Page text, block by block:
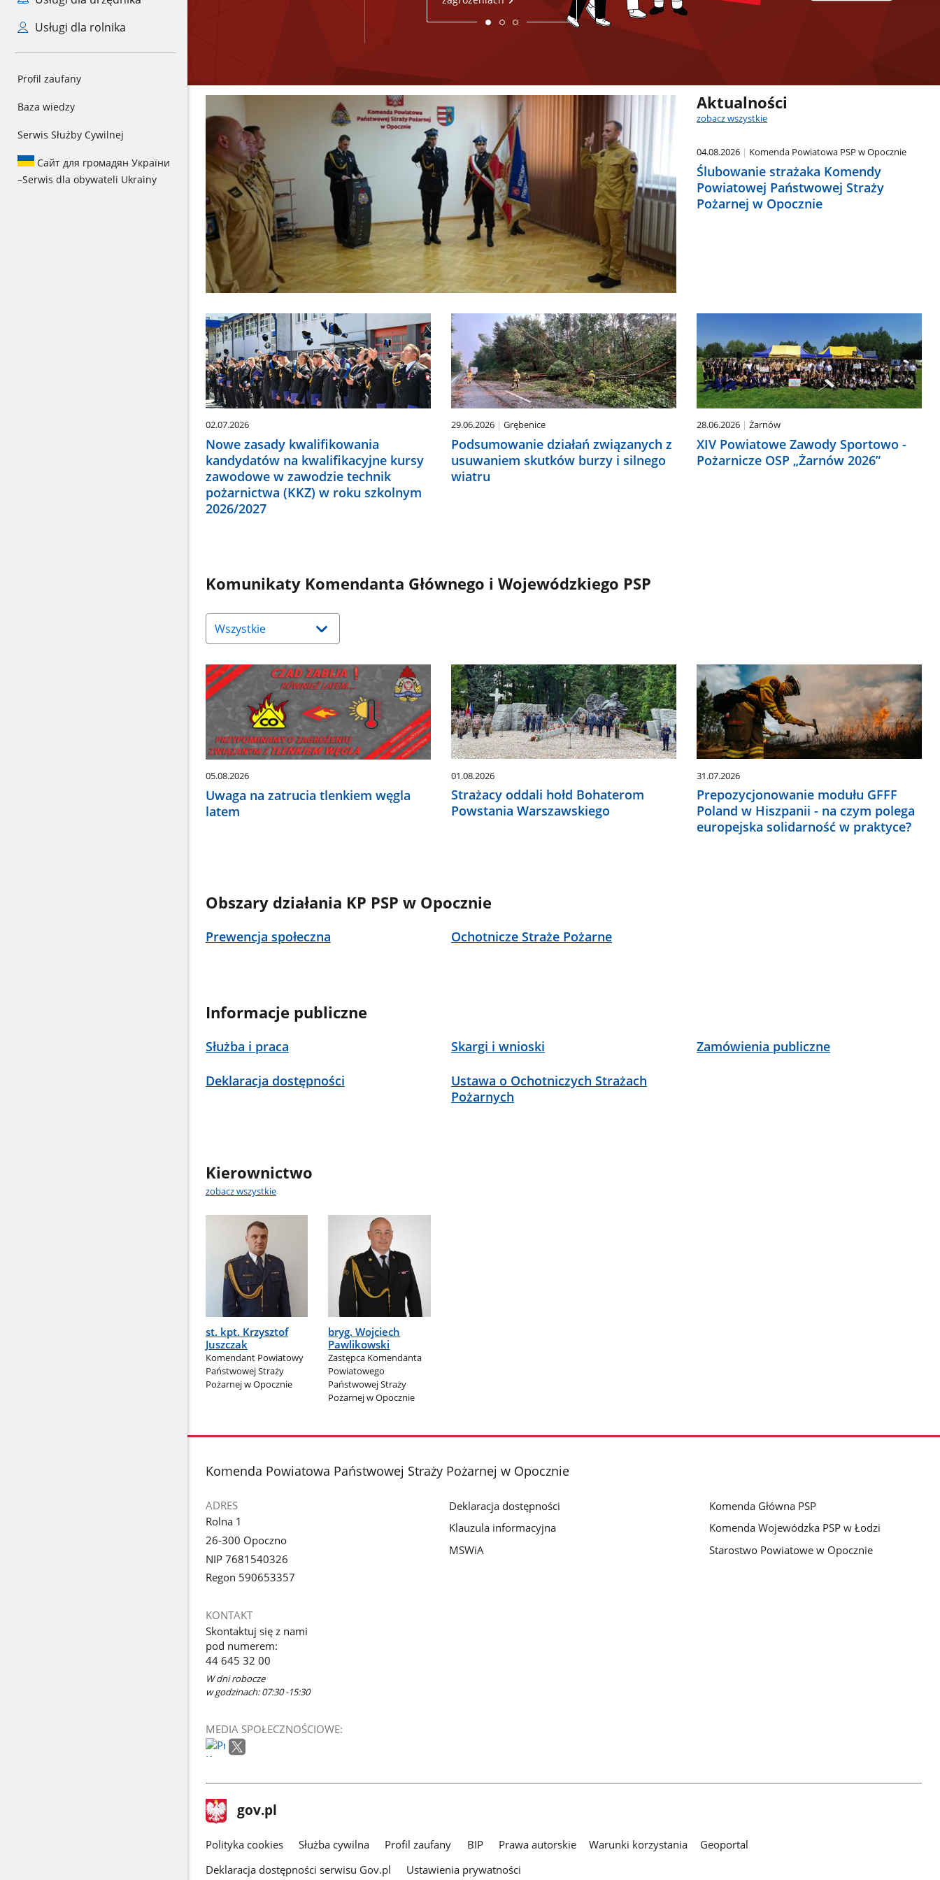
Usługi dla rolnika
Profil zaufany
Baza wiedzy
Serwis Służby Cywilnej
Сайт для громадян України
–Serwis dla obywateli Ukrainy
Aktualności
zobacz wszystkie
04.08.2026 Komenda Powiatowa PSP w Opocznie
Ślubowanie strażaka Komendy
Powiatowej Państwowej Straży
Pożarnej w Opocznie
02.07.2026
Nowe zasady kwalifikowania
kandydatów na kwalifikacyjne kursy
zawodowe w zawodzie technik
pożarnictwa (KKZ) w roku szkolnym
2026/2027
29.06.2026 Grębenice
Podsumowanie działań związanych z
usuwaniem skutków burzy i silnego
wiatru
28.06.2026 Żarnów
XIV Powiatowe Zawody Sportowo -
Pożarnicze OSP „Żarnów 2026”
Komunikaty Komendanta Głównego i Wojewódzkiego PSP
Naciśnij
strzałkę
w
aby
wybrać
odpowiednią
pozycję.
Dane
zaktualizują
się
automatycznie.
05.08.2026
Uwaga na zatrucia tlenkiem węgla
latem
01.08.2026
Strażacy oddali hołd Bohaterom
Powstania Warszawskiego
31.07.2026
Prepozycjonowanie modułu GFFF
Poland w Hiszpanii - na czym polega
europejska solidarność w praktyce?
Obszary działania KP PSP w Opocznie
Prewencja społeczna Ochotnicze Straże Pożarne
Informacje publiczne
Służba i praca Skargi i wnioski Zamówienia publiczne
Deklaracja dostępności
Ustawa o Ochotniczych Strażach
Pożarnych
Kierownictwo
zobacz wszystkie
st. kpt. Krzysztof
Juszczak
Komendant Powiatowy
Państwowej Straży
Pożarnej w Opocznie
bryg. Wojciech
Pawlikowski
Zastępca Komendanta
Powiatowego
Państwowej Straży
Pożarnej w Opocznie
stopka
Komenda Powiatowa Państwowej Straży Pożarnej w Opocznie
ADRES
Rolna 1
26-300 Opoczno
NIP 7681540326
Regon 590653357
KONTAKT
Skontaktuj się z nami
pod numerem:
44 645 32 00
W dni robocze
w godzinach: 07:30 -15:30
MEDIA SPOŁECZNOŚCIOWE:
Deklaracja dostępności
Klauzula informacyjna
MSWiA
Komenda Główna PSP
Komenda Wojewódzka PSP w Łodzi
Starostwo Powiatowe w Opocznie
stopka
gov.pl Strona
gov.pl
gov.pl
Polityka cookies Służba cywilna Profil zaufany BIP Prawa autorskie Warunki korzystania
Geoportal
Deklaracja dostępności serwisu Gov.pl
Ustawienia prywatności